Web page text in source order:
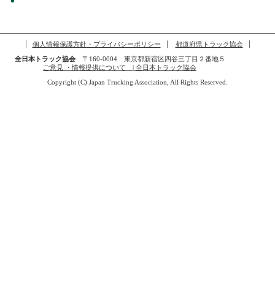
個人情報保護方針・プライバシーポリシー
都道府県トラック協会
全日本トラック協会〒160-0004 東京都新宿区四谷三丁目２番地５
ご意見 ・情報提供について | 全日本トラック協会
Copyright (C) Japan Trucking Association, All Rights Reserved.